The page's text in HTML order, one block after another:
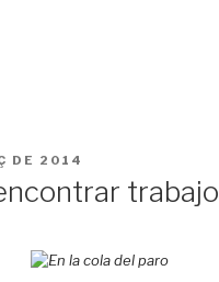
DE 2014
trabajo